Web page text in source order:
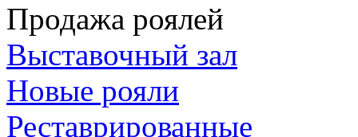
Продажа роялей
Выставочный зал
Новые рояли
Реставрированные